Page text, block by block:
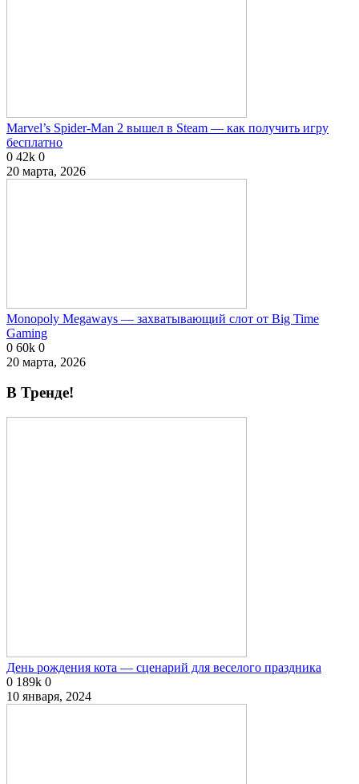
Marvel’s Spider-Man 2 вышел в Steam — как получить игру
бесплатно
0 42k 0
20 марта, 2026
Monopoly Megaways — захватывающий слот от Big Time
Gaming
0 60k 0
20 марта, 2026
В Тренде!
День рождения кота — сценарий для веселого праздника
0 189k 0
10 января, 2024